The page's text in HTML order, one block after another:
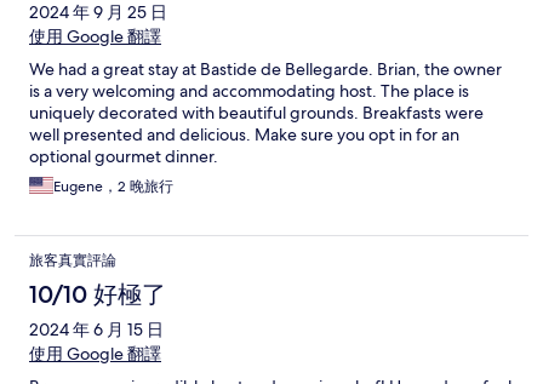
2024 年 9 月 25 日
使用 Google 翻譯
We had a great stay at Bastide de Bellegarde. Brian, the owner
is a very welcoming and accommodating host. The place is
uniquely decorated with beautiful grounds. Breakfasts were
well presented and delicious. Make sure you opt in for an
optional gourmet dinner.
Eugene，2 晚旅行
旅客真實評論
10/10 好極了
2024 年 6 月 15 日
使用 Google 翻譯